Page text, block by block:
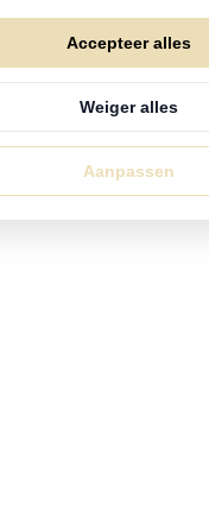
Accepteer alles
Weiger alles
Aanpassen